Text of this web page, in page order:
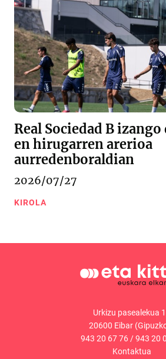
Real Sociedad B izango
en hirugarren arerioa
aurredenboraldian
2026/07/27
KIROLA
Urkizu pasealekua
20600 Eibar
943 20 67 76 /943 20
Kontaktua